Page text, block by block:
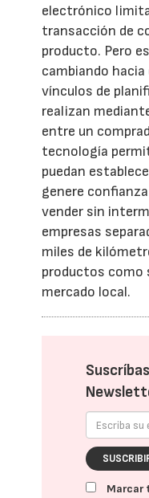
electrónico
transacción de
producto. Pero
cambiando
vínculos de
realizan
entre un
tecnología
puedan
genere
vender sin
empresas
miles de
productos como
mercado local.
Marcar